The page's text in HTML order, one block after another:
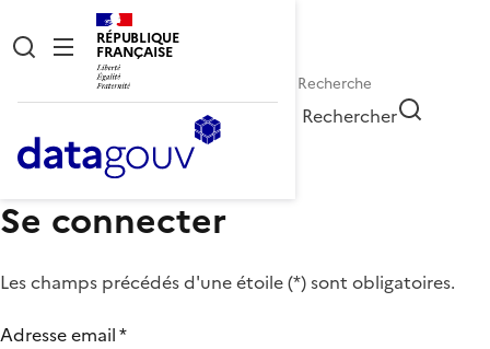
RÉPUBLIQUE
FRANÇAISE
Rechercher
Se connecter
Les champs précédés d'une étoile (*) sont obligatoires.
Adresse email*